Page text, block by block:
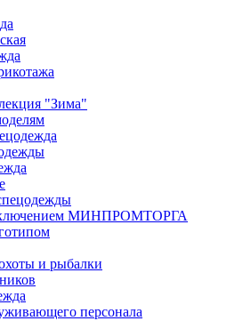
"Зима"
МИНПРОМТОРГА
и рыбалки
персонала